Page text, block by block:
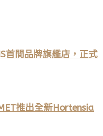
首間品牌旗艦店，正式
推出全新Hortensia